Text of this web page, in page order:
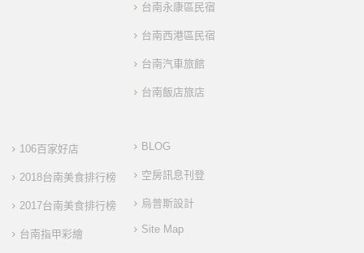
台南永康區民宿
台南西港區民宿
台南汽車旅館
台南飯店旅店
106百家好店
2018台南美食排行榜
2017台南美食排行榜
台南指甲彩繪
BLOG
空房訊息刊登
烏普斯設計
Site Map